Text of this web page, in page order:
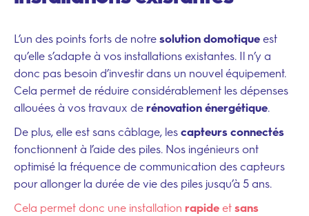
L’un des points forts de notre solution domotique est
qu’elle s’adapte à vos installations existantes. Il n’y a
donc pas besoin d’investir dans un nouvel équipement.
Cela permet de réduire considérablement les dépenses
allouées à vos travaux de rénovation énergétique.
De plus, elle est sans câblage, les capteurs connectés
fonctionnent à l’aide des piles. Nos ingénieurs ont
optimisé la fréquence de communication des capteurs
pour allonger la durée de vie des piles jusqu’à 5 ans.
Cela permet donc une installation rapide et sans